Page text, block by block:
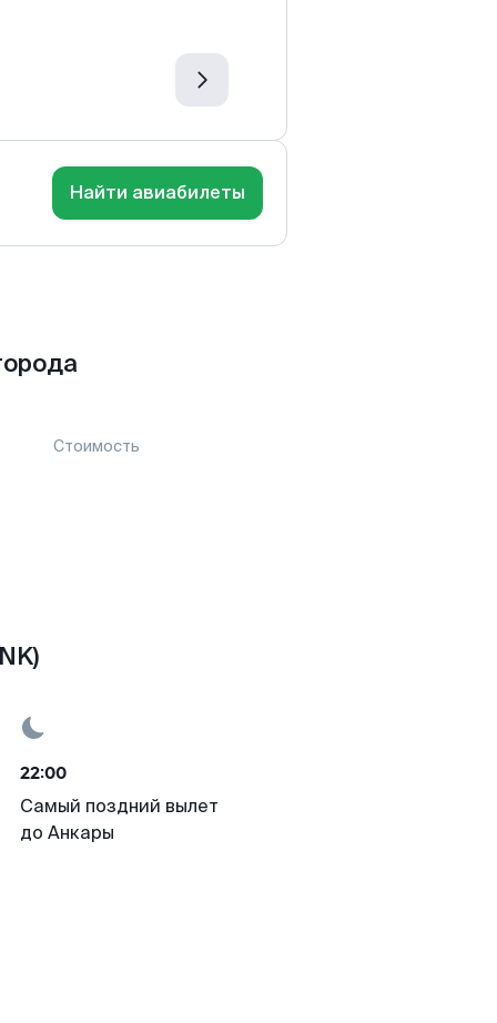
Найти авиабилеты
Стоимость
22:00
Самый поздний вылет
до Анкары